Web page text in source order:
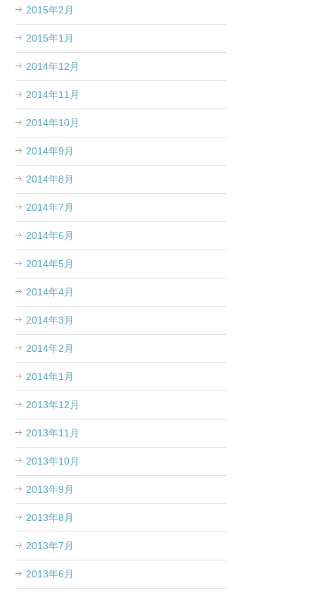
2015年2月
2015年1月
2014年12月
2014年11月
2014年10月
2014年9月
2014年8月
2014年7月
2014年6月
2014年5月
2014年4月
2014年3月
2014年2月
2014年1月
2013年12月
2013年11月
2013年10月
2013年9月
2013年8月
2013年7月
2013年6月